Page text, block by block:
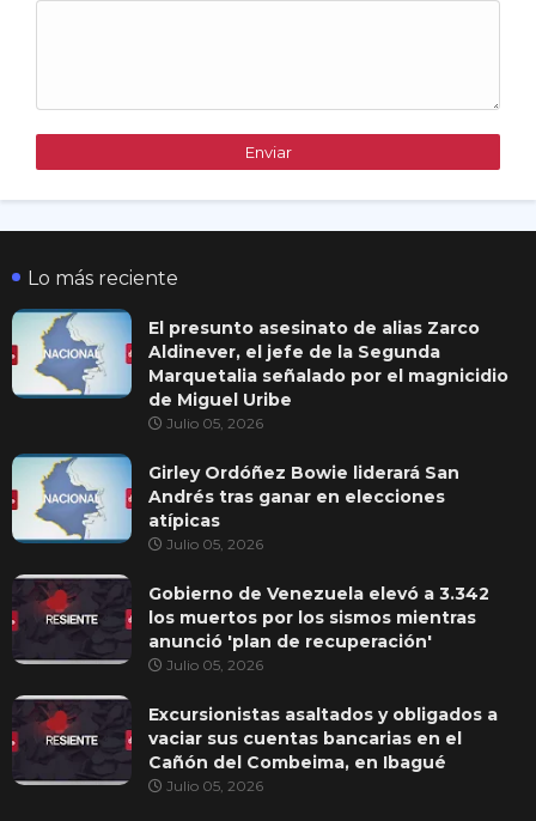
Lo más reciente
El presunto asesinato de alias Zarco
Aldinever, el jefe de la Segunda
Marquetalia señalado por el magnicidio
de Miguel Uribe
Julio 05, 2026
Girley Ordóñez Bowie liderará San
Andrés tras ganar en elecciones
atípicas
Julio 05, 2026
Gobierno de Venezuela elevó a 3.342
los muertos por los sismos mientras
anunció 'plan de recuperación'
Julio 05, 2026
Excursionistas asaltados y obligados a
vaciar sus cuentas bancarias en el
Cañón del Combeima, en Ibagué
Julio 05, 2026